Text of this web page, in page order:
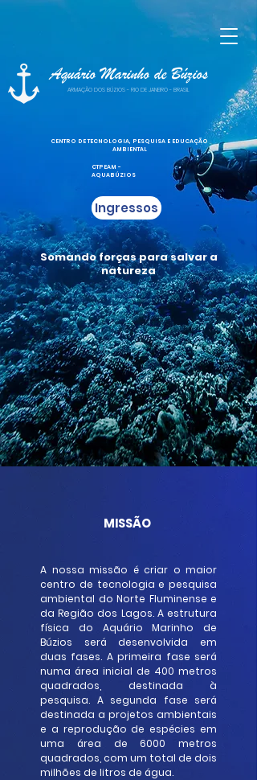
Aquário Marinho de Búzios
ARMAÇÃO DOS BÚZIOS - RIO DE JANEIRO - BRASIL
CENTRO DE TECNOLOGIA, PESQUISA E EDUCAÇÃO
AMBIENTAL
CTPEAM -
AQUABÚZIOS
Ingressos
Somando forças para salvar a
natureza
MISSÃO
A nossa missão é criar o maior
centro de tecnologia e pesquisa
ambiental do Norte Fluminense e
da Região dos Lagos. A estrutura
física do Aquário Marinho de
Búzios será desenvolvida em
duas fases. A primeira fase será
numa área inicial de 400 metros
quadrados, destinada à
pesquisa. A segunda fase será
destinada a projetos ambientais
e a reprodução de espécies em
uma área de 6000 metros
quadrados, com um total de dois
milhões de litros de água.